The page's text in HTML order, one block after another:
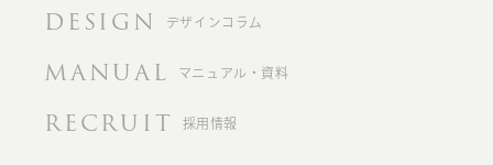
DESIGN デザインコラム
MANUAL マニュアル・資料
RECRUIT 採用情報